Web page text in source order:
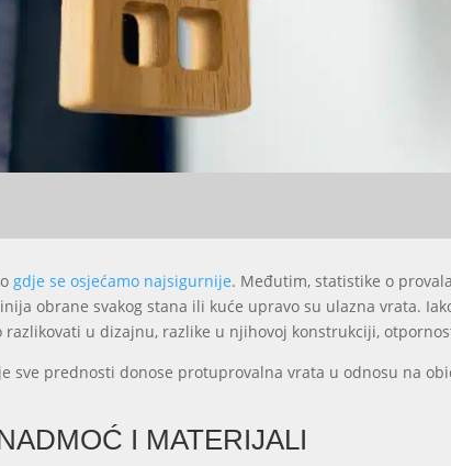
gdje se osjećamo najsigurnije. Međutim, statistike o
obrane svakog stana ili kuće upravo su ulazna vrata.
u dizajnu, razlike u njihovoj konstrukciji,
sve prednosti donose protuprovalna vrata u odnosu na
I MATERIJALI